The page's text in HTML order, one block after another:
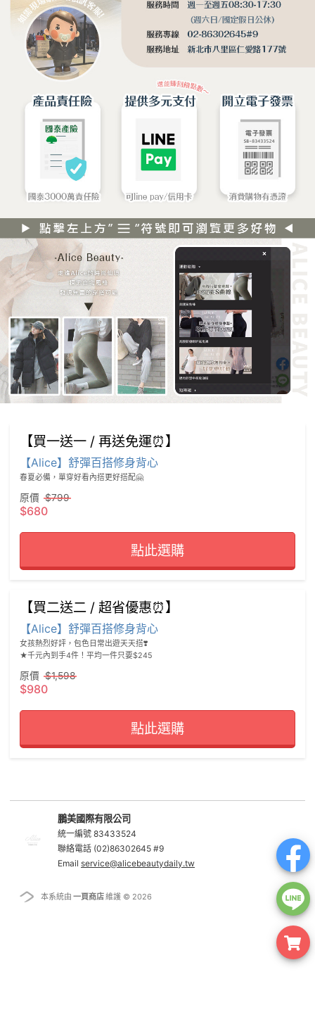
【買一送一 / 再送免運⏰】
【Alice】舒彈百搭修身背心
原價 $799
$680
點此選購
【買二送二 / 超省優惠⏰】
【Alice】舒彈百搭修身背心
女孩熱烈好評，包色日常出遊天天搭❣️
★千元內到手4件！平均一件只要$245
原價 $1,598
$980
點此選購
鵬美國際有限公司
統一編號 83433524
聯絡電話 (02)86302645 #9
Email service@alicebeautydaily.tw
本系統由 一頁商店維護 © 2026